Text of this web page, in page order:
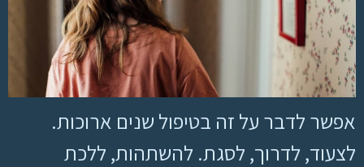
אפשר לדבר על זה בטיפול שנים ארוכות.
לצעוד, לדרוך, לסגת. להשתהות, ללכת